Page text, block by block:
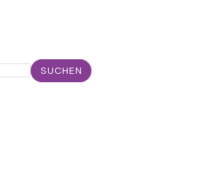
SUCHEN